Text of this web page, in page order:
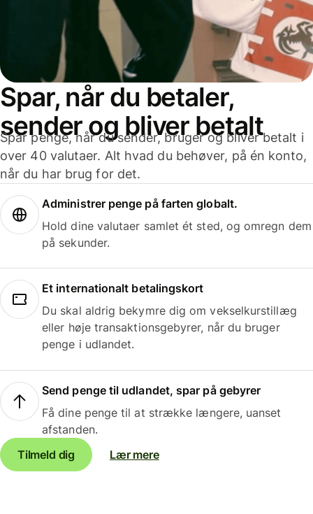
Spar, når du betaler,
sender og bliver betalt
Spar penge, når du sender, bruger og bliver betalt i
over 40 valutaer. Alt hvad du behøver, på én konto,
når du har brug for det.
Administrer penge på farten globalt.
Hold dine valutaer samlet ét sted, og omregn dem
på sekunder.
Et internationalt betalingskort
Du skal aldrig bekymre dig om vekselkurstillæg
eller høje transaktionsgebyrer, når du bruger
penge i udlandet.
Send penge til udlandet, spar på gebyrer
Få dine penge til at strække længere, uanset
afstanden.
Tilmeld dig
Lær mere